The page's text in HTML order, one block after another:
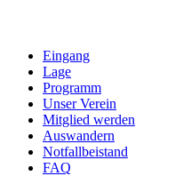
Eingang
Lage
Programm
Unser Verein
Mitglied werden
Auswandern
Notfallbeistand
FAQ